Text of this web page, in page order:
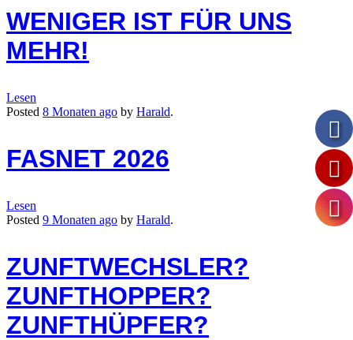
WENIGER IST FÜR UNS
MEHR!
Lesen
Posted 8 Monaten ago by Harald.
FASNET 2026
Lesen
Posted 9 Monaten ago by Harald.
ZUNFTWECHSLER?
ZUNFTHOPPER?
ZUNFTHÜPFER?